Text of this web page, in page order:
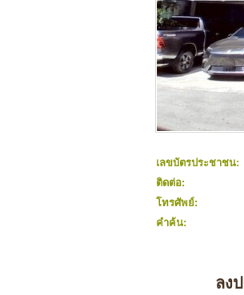
เลขบัตรประชาชน:
ติดต่อ:
โทรศัพย์:
คำค้น:
ลง